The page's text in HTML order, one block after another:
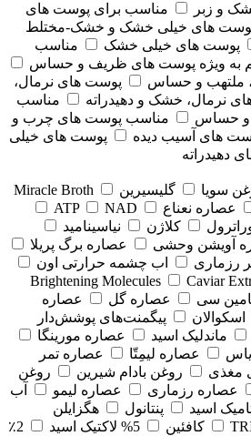
و زبر
مناسب برای پوست های
های خیلی خشک و خشک-مختلط
پوست های خیلی خشک
مناسب
به ویژه پوست های ظریف و حساس
ملتهب و حساس
پوست های نرمال،
نرمال، خشک و دهیدراته
مناسب
و حساس
مناسب پوست های چرب و
های آسیب دیده
پوست های خیلی
دهیدراته
سویا گلیسیرین
Miracle Broth
عصاره نعناع ATP
NAD
کلاژن
⁠نیاسینامید
آویشن وحشی
عصاره برگ پریلا
رزماری
اب چشمه حرارتی اون
Brightening Molecules
Caviar
سی عصاره گل
عصاره
اسکوالان
پیگمنت‌های پوشش‌دار
ماندلیک اسید
عصاره مورینگا
عصاره لیمِتّا
عصاره تمر
مغذی روغن بادام شیرین
روغن
عصاره رزماری عصاره لیمو
آب
اسید پنتانول
هگزایلن
کافئین 5% لاکتیک اسید
2٪